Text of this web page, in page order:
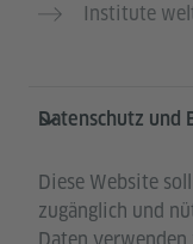
Institute
Datenschutz
Diese Website
zugänglich und